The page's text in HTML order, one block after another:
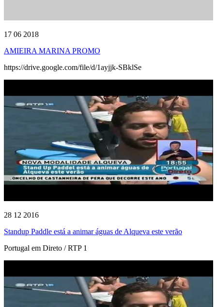
17 06 2018
AMIEIRA MARINA PROMO
https://drive.google.com/file/d/1ayjjk-SBklSe
28 12 2016
Standup Paddle está a animar águas de Alqueva este verão
Portugal em Direto / RTP 1